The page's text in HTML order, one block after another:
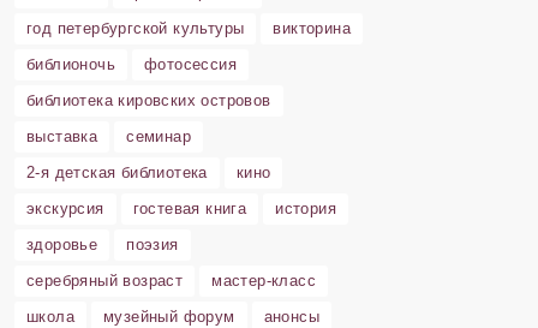
год петербургской культуры
викторина
библионочь
фотосессия
библиотека кировских островов
выставка
семинар
2-я детская библиотека
кино
экскурсия
гостевая книга
история
здоровье
поэзия
серебряный возраст
мастер-класс
школа
музейный форум
анонсы